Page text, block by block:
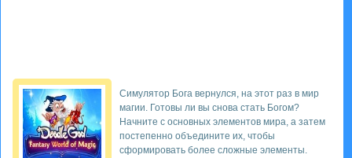
Симулятор Бога вернулся, на этот раз в мир
магии. Готовы ли вы снова стать Богом?
Начните с основных элементов мира, а затем
постепенно объедините их, чтобы
сформировать более сложные элементы.